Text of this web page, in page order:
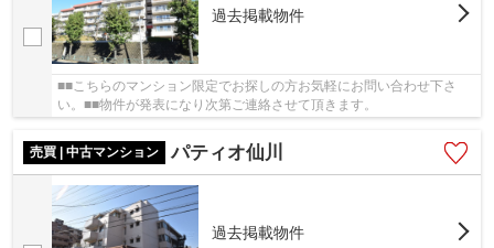
過去掲載物件
■■こちらのマンション限定でお探しの方お気軽にお問い合わせ下さ
い。■■物件が発表になり次第ご連絡させて頂きます。
売買 | 中古マンション パティオ仙川
過去掲載物件